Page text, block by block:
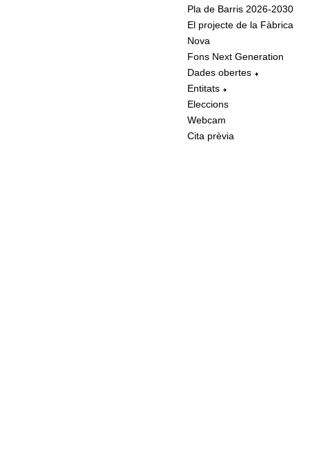
Pla de Barris 2026-2030
El projecte de la Fàbrica
Nova
Fons Next Generation
Dades obertes
Entitats
Eleccions
Webcam
Cita prèvia